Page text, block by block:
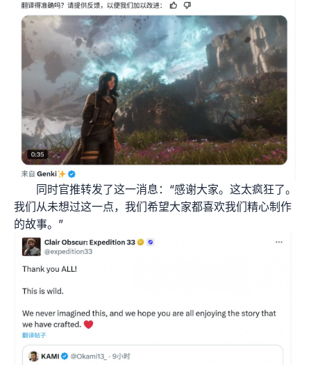
同时官推转发了这一消息：“感谢大家。这太疯狂了。
我们从未想过这一点，我们希望大家都喜欢我们精心制作
的故事。”